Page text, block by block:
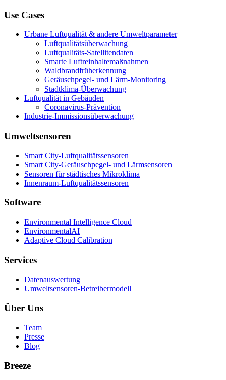
Use Cases
Urbane Luftqualität & andere Umweltparameter
Luftqualitätsüberwachung
Luftqualitäts-Satellitendaten
Smarte Luftreinhaltemaßnahmen
Waldbrandfrüherkennung
Geräuschpegel- und Lärm-Monitoring
Stadtklima-Überwachung
Luftqualität in Gebäuden
Coronavirus-Prävention
Industrie-Immissionsüberwachung
Umweltsensoren
Smart City-Luftqualitätssensoren
Smart City-Geräuschpegel- und Lärmsensoren
Sensoren für städtisches Mikroklima
Innenraum-Luftqualitätssensoren
Software
Environmental Intelligence Cloud
EnvironmentalAI
Adaptive Cloud Calibration
Services
Datenauswertung
Umweltsensoren-Betreibermodell
Über Uns
Team
Presse
Blog
Breeze